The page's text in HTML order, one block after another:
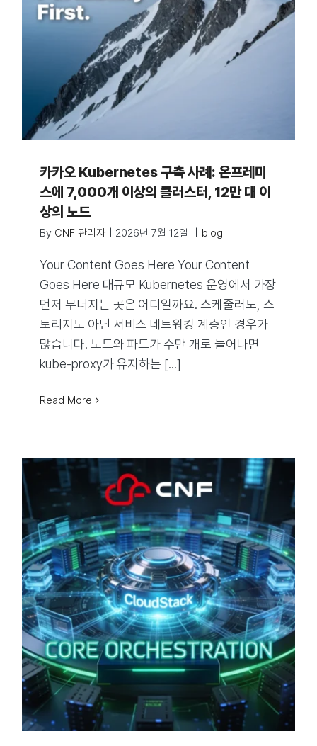
카카오 Kubernetes 구축 사례: 온프레미
스에 7,000개 이상의 클러스터, 12만 대 이
상의 노드
By CNF 관리자 2026년 7월 12일 blog
Your Content Goes Here Your Content
Goes Here 대규모 Kubernetes 운영에서 가장
먼저 무너지는 곳은 어디일까요. 스케줄러도, 스
토리지도 아닌 서비스 네트워킹 계층인 경우가
많습니다. 노드와 파드가 수만 개로 늘어나면
kube-proxy가 유지하는 [...]
Read More